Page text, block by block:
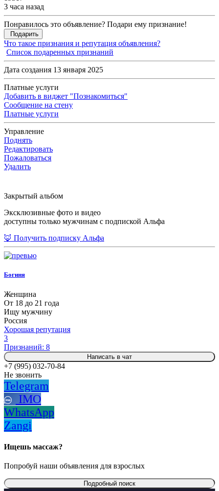
3 часа назад
Понравилось это объявление? Подари ему признание!
Подарить
Что такое признания и репутация объявления?
Список подаренных признаний
Дата создания 13 января 2025
Платные услуги
Добавить в виджет "Познакомиться"
Сообщение на стену
Платные услуги
Управление
Поднять
Редактировать
Пожаловаться
Удалить
Закрытый альбом
Эксклюзивные фото и видео
доступны только мужчинам с подпиской Альфа
🦊 Получить подписку Альфа
Богиня
Женщина
От 18 до 21 года
Ищу мужчину
Россия
Хорошая репутация
3
Признаний: 8
Написать в чат
+7 (995) 032-70-84
Не звонить
Telegram
IMO
WhatsApp
Zangi
Ищешь массаж?
Попробуй наши объявления для взрослых
Подробный поиск